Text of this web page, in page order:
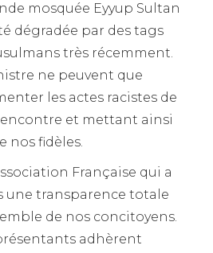
mosquée Eyyup Sultan
dégradée par des tags
très récemment.
ne peuvent que
les actes racistes de
et mettant ainsi
nos fidèles.
Française qui a
une transparence totale
de nos concitoyens.
adhèrent